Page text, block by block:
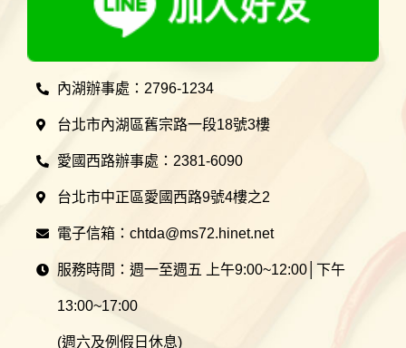
內湖辦事處：2796-1234
台北市內湖區舊宗路一段18號3樓
愛國西路辦事處：2381-6090
台北市中正區愛國西路9號4樓之2
電子信箱：chtda@ms72.hinet.net
服務時間：週一至週五 上午9:00~12:00│下午
13:00~17:00
(週六及例假日休息)